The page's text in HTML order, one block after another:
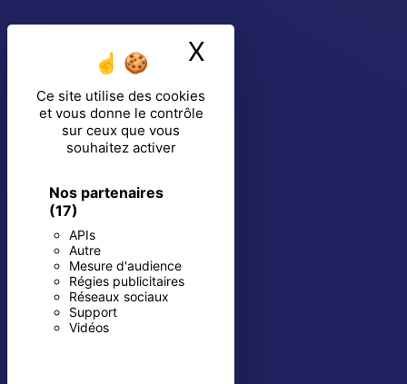
Ce site utilise des cookies
et vous donne le contrôle
sur ceux que vous
souhaitez activer
Nos partenaires
(17)
APIs
Autre
Mesure d'audience
Régies publicitaires
Réseaux sociaux
Support
Vidéos
X